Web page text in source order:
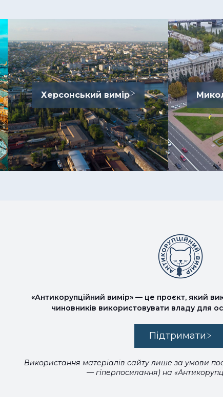
Херсонський вимір
«Антикорупційний вимір» — це проєкт, який
чиновників використовувати владу для
Підтримати
Використання матеріалів сайту лише за умови
— гіперпосилання) на